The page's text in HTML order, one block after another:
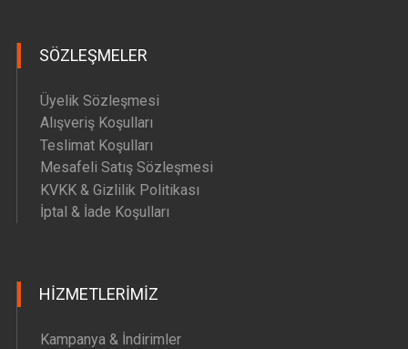
SÖZLEŞMELER
Üyelik Sözleşmesi
Alışveriş Koşulları
Teslimat Koşulları
Mesafeli Satış Sözleşmesi
KVKK & Gizlilik Politikası
İptal & İade Koşulları
HIZMETLERIMIZ
Kampanya & İndirimler